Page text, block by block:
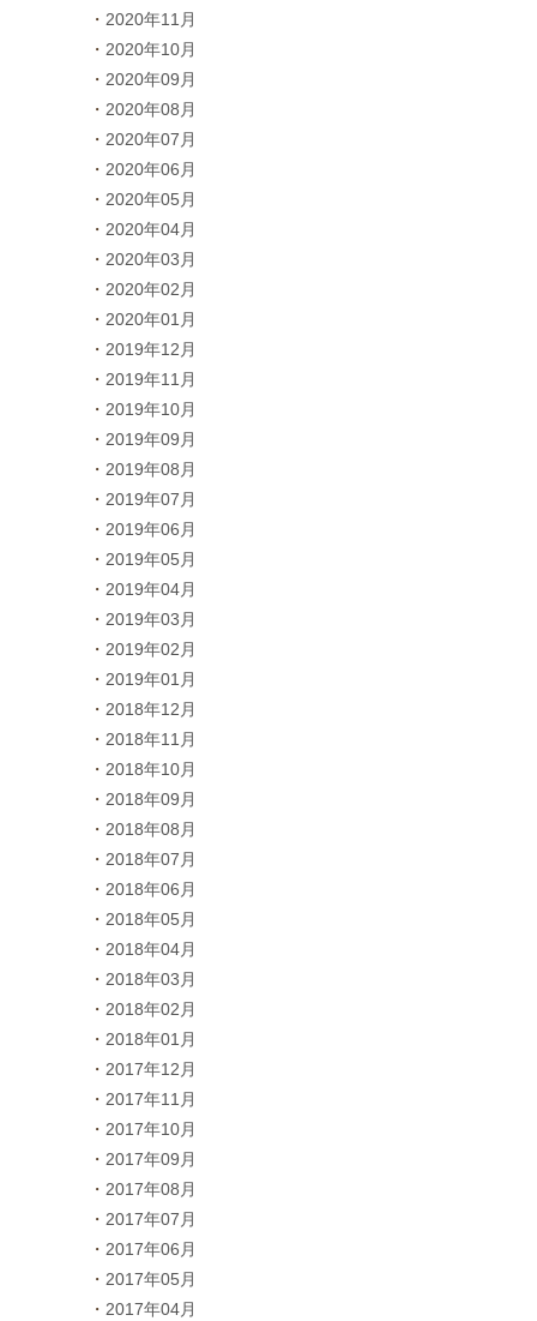
2020年11月
2020年10月
2020年09月
2020年08月
2020年07月
2020年06月
2020年05月
2020年04月
2020年03月
2020年02月
2020年01月
2019年12月
2019年11月
2019年10月
2019年09月
2019年08月
2019年07月
2019年06月
2019年05月
2019年04月
2019年03月
2019年02月
2019年01月
2018年12月
2018年11月
2018年10月
2018年09月
2018年08月
2018年07月
2018年06月
2018年05月
2018年04月
2018年03月
2018年02月
2018年01月
2017年12月
2017年11月
2017年10月
2017年09月
2017年08月
2017年07月
2017年06月
2017年05月
2017年04月